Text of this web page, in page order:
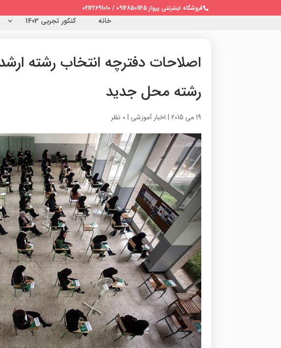
فروشگاه اینترنتی پرواز 09128501125 / 02122691010
خانه کنکور تجربی 1403
رشته محل جدید
19 می 2015 | اخبار آموزشی | 0 نظر